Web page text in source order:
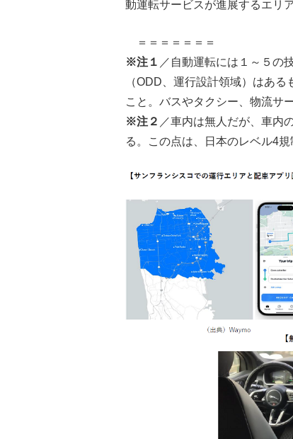
動運転サービスが進展するエリ
＝＝＝＝＝＝＝
※注１ ／自動運転には１～５の
（ODD、運行設計領域）はあ
こと。バスやタクシー、物流サ
※注２ ／車内は無人だが、車内
る。この点は、日本のレベル4